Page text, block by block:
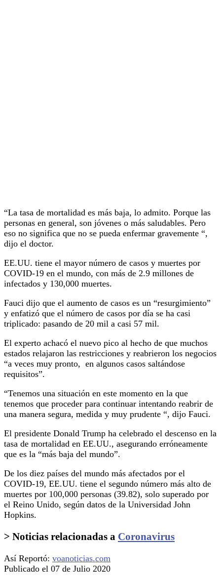
“La tasa de mortalidad es más baja, lo admito. Porque las
personas en general, son jóvenes o más saludables. Pero
eso no significa que no se pueda enfermar gravemente “,
dijo el doctor.
EE.UU. tiene el mayor número de casos y muertes por
COVID-19 en el mundo, con más de 2.9 millones de
infectados y 130,000 muertes.
Fauci dijo que el aumento de casos es un “resurgimiento”
y enfatizó que el número de casos por día se ha casi
triplicado: pasando de 20 mil a casi 57 mil.
El experto achacó el nuevo pico al hecho de que muchos
estados relajaron las restricciones y reabrieron los negocios
“a veces muy pronto, en algunos casos saltándose
requisitos”.
“Tenemos una situación en este momento en la que
tenemos que proceder para continuar intentando reabrir de
una manera segura, medida y muy prudente “, dijo Fauci.
El presidente Donald Trump ha celebrado el descenso en la
tasa de mortalidad en EE.UU., asegurando erróneamente
que es la “más baja del mundo”.
De los diez países del mundo más afectados por el
COVID-19, EE.UU. tiene el segundo número más alto de
muertes por 100,000 personas (39.82), solo superado por
el Reino Unido, según datos de la Universidad John
Hopkins.
> Noticias relacionadas a Coronavirus
Así Reportó: voanoticias.com
Publicado el 07 de Julio 2020